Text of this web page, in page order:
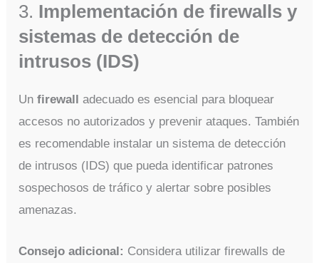
3. Implementación de firewalls y
sistemas de detección de
intrusos (IDS)
Unfirewall adecuado es esencial para bloquear
accesos no autorizados y prevenir ataques. También
es recomendable instalar un sistema de detección
de intrusos (IDS) que pueda identificar patrones
sospechosos de tráfico y alertar sobre posibles
amenazas.
Consejo adicional: Considera utilizar firewalls de